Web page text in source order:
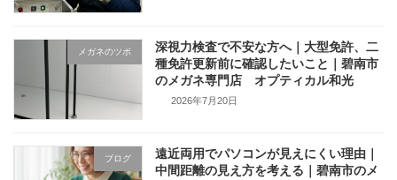
メガネのツボ
深視力検査で不安な方へ｜大型免許、二
種免許更新前に確認したいこと｜碧南市
のメガネ専門店 オプティカル和光
2026年7月20日
ブログ
遠近両用でパソコンが見えにくい理由｜
中間距離の見え方を考える｜碧南市のメ